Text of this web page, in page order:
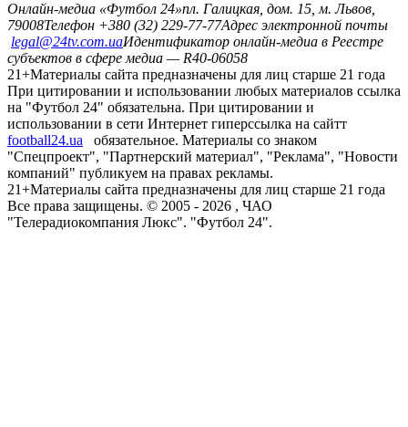
Онлайн-медиа «Футбол 24»пл. Галицкая, дом. 15, м. Львов,
79008Телефон +380 (32) 229-77-77Адрес электронной почты
legal@24tv.com.uaИдентификатор онлайн-медиа в Реестре
субъектов в сфере медиа — R40-06058
21+Материалы сайта предназначены для лиц старше 21 года
При цитировании и использовании любых материалов ссылка
на "Футбол 24" обязательна. При цитировании и
использовании в сети Интернет гиперссылка на сайтт
football24.ua
обязательное. Материалы со знаком
"Спецпроект", "Партнерский материал", "Реклама", "Новости
компаний" публикуем на правах рекламы.
21+Материалы сайта предназначены для лиц старше 21 года
Все права защищены. © 2005 - 2026 , ЧАО
"Телерадиокомпания Люкс". "Футбол 24".